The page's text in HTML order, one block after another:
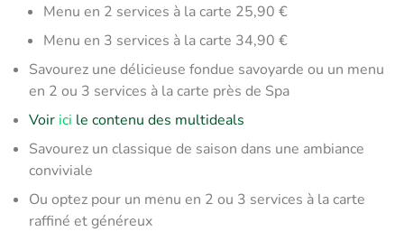
Menu en 2 services à la carte 25,90 €
Menu en 3 services à la carte 34,90 €
Savourez une délicieuse fondue savoyarde ou un menu
en 2 ou 3 services à la carte près de Spa
Voir ici le contenu des multideals
Savourez un classique de saison dans une ambiance
conviviale
Ou optez pour un menu en 2 ou 3 services à la carte
raffiné et généreux